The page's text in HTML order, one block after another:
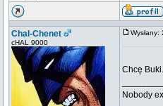
Chal-Chenet
cHAL 9000
Chcę Buki.
Nobody